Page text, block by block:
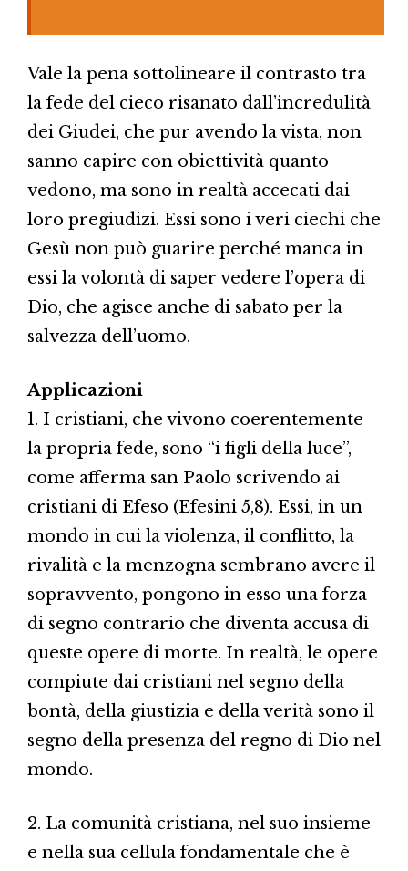
Vale la pena sottolineare il contrasto tra
la fede del cieco risanato dall’incredulità
dei Giudei, che pur avendo la vista, non
sanno capire con obiettività quanto
vedono, ma sono in realtà accecati dai
loro pregiudizi. Essi sono i veri ciechi che
Gesù non può guarire perché manca in
essi la volontà di saper vedere l’opera di
Dio, che agisce anche di sabato per la
salvezza dell’uomo.
Applicazioni
1. I cristiani, che vivono coerentemente
la propria fede, sono “i figli della luce”,
come afferma san Paolo scrivendo ai
cristiani di Efeso (Efesini 5,8). Essi, in un
mondo in cui la violenza, il conflitto, la
rivalità e la menzogna sembrano avere il
sopravvento, pongono in esso una forza
di segno contrario che diventa accusa di
queste opere di morte. In realtà, le opere
compiute dai cristiani nel segno della
bontà, della giustizia e della verità sono il
segno della presenza del regno di Dio nel
mondo.
2. La comunità cristiana, nel suo insieme
e nella sua cellula fondamentale che è